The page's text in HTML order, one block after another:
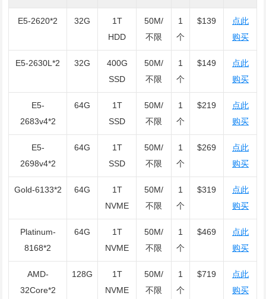
E5-2620*2 32G
1T
HDD
50M/
不限
1
个
$139
点此
购买
E5-2630L*2 32G
400G
SSD
50M/
不限
1
个
$149
点此
购买
E5-
2683v4*2
64G
1T
SSD
50M/
不限
1
个
$219
点此
购买
E5-
2698v4*2
64G
1T
SSD
50M/
不限
1
个
$269
点此
购买
Gold-6133*2 64G
1T
NVME
50M/
不限
1
个
$319
点此
购买
Platinum-
8168*2
64G
1T
NVME
50M/
不限
1
个
$469
点此
购买
AMD-
32Core*2
128G
1T
NVME
50M/
不限
1
个
$719
点此
购买